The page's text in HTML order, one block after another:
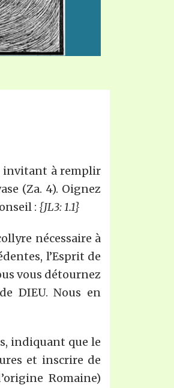
invitant à remplir
(Za. 4). Oignez
: {JL3: 1.1}
nécessaire à
l’Esprit de
vous détournez
DIEU. Nous en
indiquant que le
et inscrire de
Romaine)